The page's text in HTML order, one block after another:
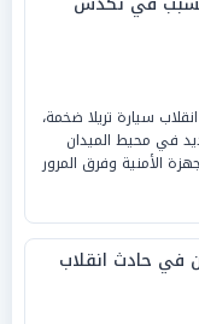
سيارة تريلا ضخمة،
في محيط الميدان
الأمنية وفرق المرور
8 آخرين في حادث انقلاب